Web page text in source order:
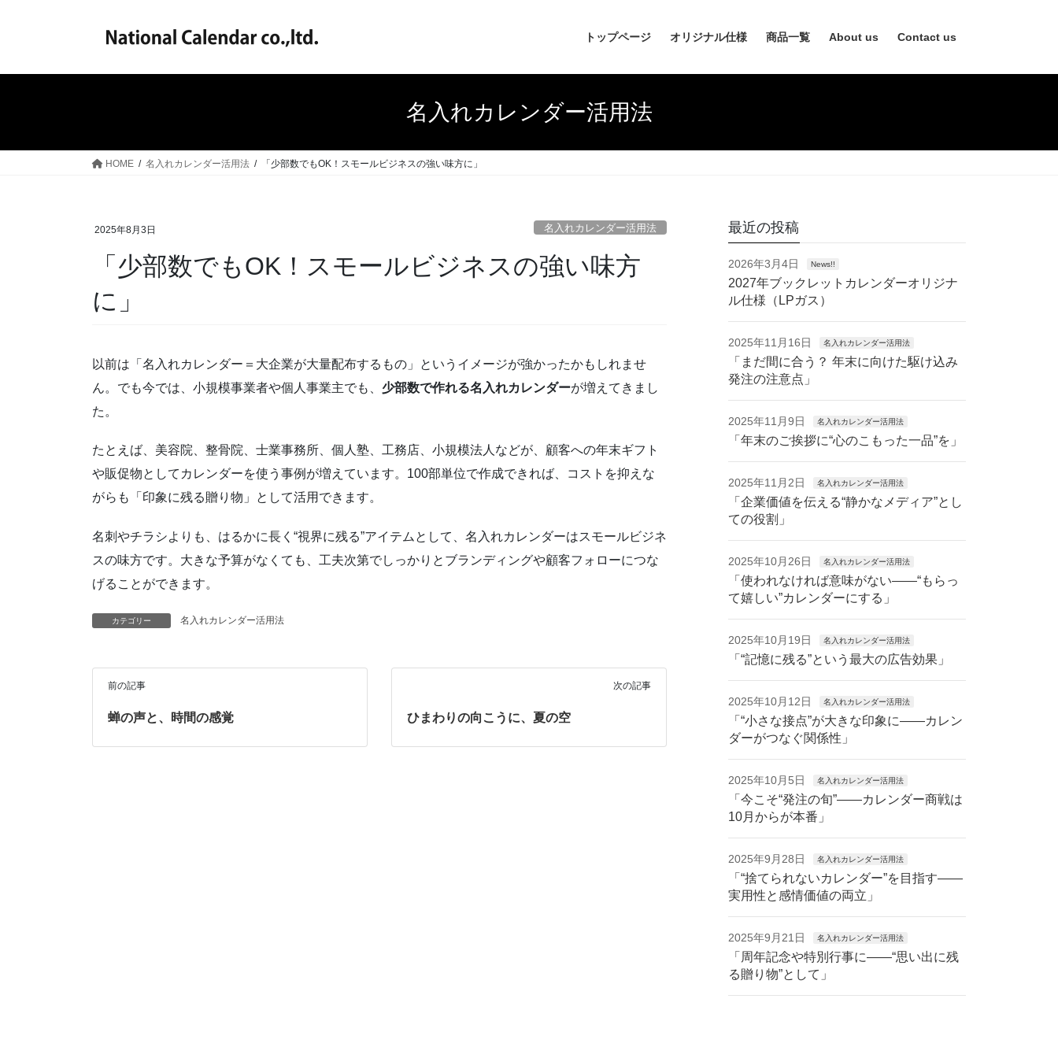
トップページ オリジナル仕様 商品一覧 About us Contact us
名入れカレンダー活用法
HOME 名入れカレンダー活用法 「少部数でもOK！スモールビジネスの強い味方に」
2025年8月3日 名入れカレンダー活用法
「少部数でもOK！スモールビジネスの強い味方
に」
以前は「名入れカレンダー＝大企業が大量配布するもの」というイメージが強かったかもしれませ
ん。でも今では、小規模事業者や個人事業主でも、 少部数で作れる名入れカレンダーが増えてきまし
た。
たとえば、美容院、整骨院、士業事務所、個人塾、工務店、小規模法人などが、顧客への年末ギフト
や販促物としてカレンダーを使う事例が増えています。100部単位で作成できれば、コストを抑えな
がらも「印象に残る贈り物」として活用できます。
名刺やチラシよりも、はるかに長く“視界に残る”アイテムとして、名入れカレンダーはスモールビジネ
スの味方です。大きな予算がなくても、工夫次第でしっかりとブランディングや顧客フォローにつな
げることができます。
カテゴリー 名入れカレンダー活用法
前の記事
蝉の声と、時間の感覚
次の記事
ひまわりの向こうに、夏の空
最近の投稿
2026年3月4日 News!!
2027年ブックレットカレンダーオリジナ
ル仕様（LPガス）
2025年11月16日 名入れカレンダー活用法
「まだ間に合う？ 年末に向けた駆け込み
発注の注意点」
2025年11月9日 名入れカレンダー活用法
「年末のご挨拶に“心のこもった一品”を」
2025年11月2日 名入れカレンダー活用法
「企業価値を伝える“静かなメディア”とし
ての役割」
2025年10月26日 名入れカレンダー活用法
「使われなければ意味がない——“もらっ
て嬉しい”カレンダーにする」
2025年10月19日 名入れカレンダー活用法
「“記憶に残る”という最大の広告効果」
2025年10月12日 名入れカレンダー活用法
「“小さな接点”が大きな印象に——カレン
ダーがつなぐ関係性」
2025年10月5日 名入れカレンダー活用法
「今こそ“発注の旬”——カレンダー商戦は
10月からが本番」
2025年9月28日 名入れカレンダー活用法
「“捨てられないカレンダー”を目指す——
実用性と感情価値の両立」
2025年9月21日 名入れカレンダー活用法
「周年記念や特別行事に——“思い出に残
る贈り物”として」